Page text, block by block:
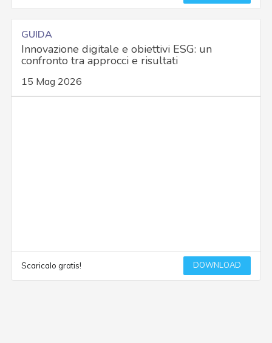
GUIDA
Innovazione digitale e obiettivi ESG: un
confronto tra approcci e risultati
15 Mag 2026
Scaricalo gratis! DOWNLOAD